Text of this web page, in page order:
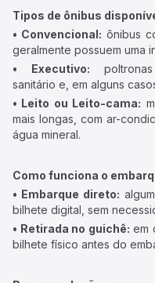
Tipos de ônibus
• Convencional: ônibus
geralmente possuem uma
• Executivo: poltronas
sanitário e, em alguns
• Leito ou Leito-cama:
mais longas, com ar-
água mineral.
Como funciona o
• Embarque direto:
bilhete digital, sem
• Retirada no guichê: em
bilhete físico antes do